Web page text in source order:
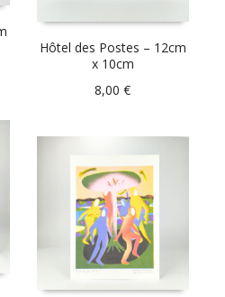
Hôtel des Postes – 12cm
x 10cm
8,00€